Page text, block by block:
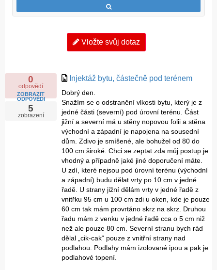
na vznesený dotaz. Více o naší Poradně zde.
velmi široký, je pravděpodobné, že si svou otázku, a
rovněž tedy očekávanou odpověď snadno vyhledáte. V
odpověď na ni, odešlete svůj dotaz přeselektronický
formulář
a v brzké době očekávejte odpověď.
Pro snadné vyhledání odpovědí na své otázky můžete
využít
štítky, které jsou seřazeny v pravém sloupci
Poradny. Tyto štítky jsou tematicky přiřazené k
jednotlivým otázkám. Kliknete-li na štítek, jenž se jeví
tematicky nejblíže k Vašemu dotazu, zobrazí se
související, již dříve položené otázky. Tyto otázky jsou
označeny nadpisy, které píší sami tazatelé. Pokud
kliknete na tyto nadpisy, zobrazí se Vám odpovědi.
Poradna by měla zajišťovat technologickou podporu
pro bezchybný postup sanace a izolace zdiva a podlah,
zejména pro:
SystémAqua Stop Cream®
Stop CreamInject Activator
SaltStop®
Vložte svůj dotaz
0
odpovědí
ZOBRAZIT
ODPOVĚDI
5
zobrazení
Injektáž bytu, částečně pod terénem
Dobrý den.
Snažím se o odstranění vlkosti bytu, který je z
jedné části (severní) pod úrovní terénu. Část
jižní a severní má u stěny nopovou folii a stěna
východní a západní je napojena na sousední
dům. Zdivo je smíšené, ale bohužel od 80 do
100 cm široké. Chci se zeptat zda můj postup je
vhodný a případně jaké jiné doporučení máte.
U zdí, které nejsou pod úrovní terénu (východní
a západní) budu dělat vrty po 10 cm v jedné
řadě. U strany jižní dělám vrty v jedné řadě z
vnitřku 95 cm u 100 cm zdi u oken, kde je pouze
60 cm tak mám provrtáno skrz na skrz. Druhou
řadu mám z venku v jedné řadě cca o 5 cm niž
než ale pouze 80 cm. Severní stranu bych rád
dělal „cik-cak“ pouze z vnitřní strany nad
podlahou. Podlahy mám izolované ipou a pak je
podlahové topení.